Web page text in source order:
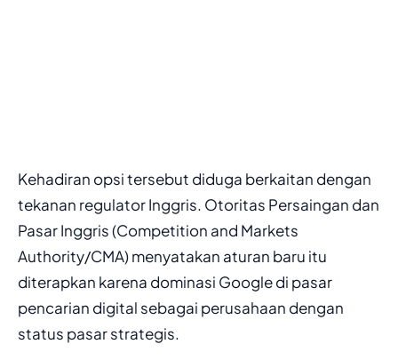
Kehadiran opsi tersebut diduga berkaitan dengan
tekanan regulator Inggris. Otoritas Persaingan dan
Pasar Inggris (Competition and Markets
Authority/CMA) menyatakan aturan baru itu
diterapkan karena dominasi Google di pasar
pencarian digital sebagai perusahaan dengan
status pasar strategis.